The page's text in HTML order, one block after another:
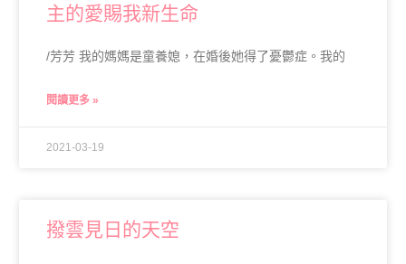
主的愛賜我新生命
/芳芳 我的媽媽是童養媳，在婚後她得了憂鬱症。我的
閱讀更多 »
2021-03-19
撥雲見日的天空